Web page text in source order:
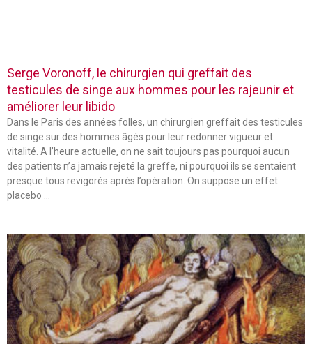
Serge Voronoff, le chirurgien qui greffait des
testicules de singe aux hommes pour les rajeunir et
améliorer leur libido
Dans le Paris des années folles, un chirurgien greffait des testicules
de singe sur des hommes âgés pour leur redonner vigueur et
vitalité. A l’heure actuelle, on ne sait toujours pas pourquoi aucun
des patients n’a jamais rejeté la greffe, ni pourquoi ils se sentaient
presque tous revigorés après l’opération. On suppose un effet
placebo …